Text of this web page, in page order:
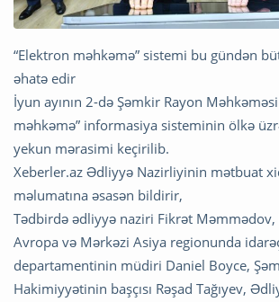
“Elektron məhkəmə” sistemi bu gündən
əhatə edir
İyun ayının 2-də Şəmkir Rayon
məhkəmə” informasiya sisteminin ölkə
yekun mərasimi keçirilib.
Xeberler.az Ədliyyə Nazirliyinin mətbuat
məlumatına əsasən bildirir,
Tədbirdə ədliyyə naziri Fikrət Məmmədov,
Avropa və Mərkəzi Asiya regionunda
departamentinin müdiri Daniel Boyce,
Hakimiyyətinin başçısı Rəşad Tağıyev,